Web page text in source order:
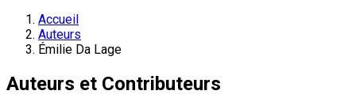
Accueil
Auteurs
Émilie Da Lage
Auteurs et Contributeurs